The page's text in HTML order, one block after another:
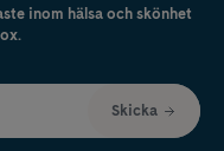
inom hälsa och skönhet
Skicka